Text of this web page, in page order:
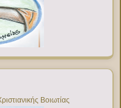
Βοιωτίας